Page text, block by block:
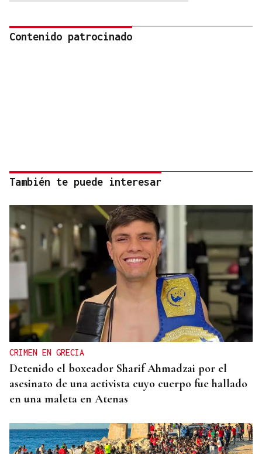
Contenido patrocinado
También te puede interesar
CRIMEN EN GRECIA
Detenido el boxeador Sharif Ahmadzai por el
asesinato de una activista cuyo cuerpo fue hallado
en una maleta en Atenas